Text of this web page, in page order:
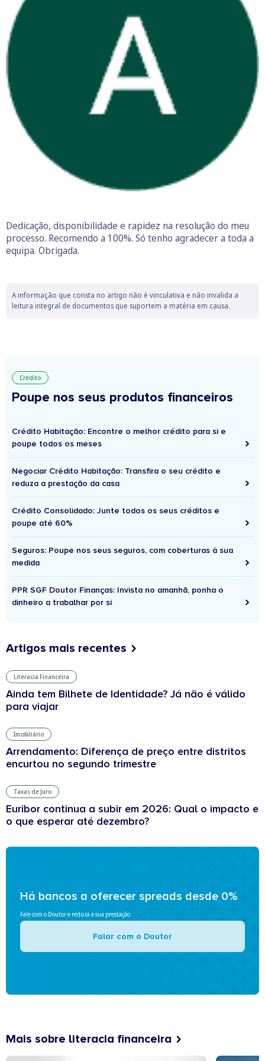
Dedicação, disponibilidade e rapidez na resolução do meu
processo. Recomendo a 100%. Só tenho agradecer a toda a
equipa. Obrigada.
A informação que consta no artigo não é vinculativa e não invalida a
leitura integral de documentos que suportem a matéria em causa.
Crédito
Poupe nos seus produtos financeiros
Crédito Habitação: Encontre o melhor crédito para si e
poupe todos os meses
Negociar Crédito Habitação: Transfira o seu crédito e
reduza a prestação da casa
Crédito Consolidado: Junte todos os seus créditos e
poupe até 60%
Seguros: Poupe nos seus seguros, com coberturas à sua
medida
PPR SGF Doutor Finanças: Invista no amanhã, ponha o
dinheiro a trabalhar por si
Artigos mais recentes
Literacia Financeira
Ainda tem Bilhete de Identidade? Já não é válido
para viajar
Imobiliário
Arrendamento: Diferença de preço entre distritos
encurtou no segundo trimestre
Taxas de Juro
Euribor continua a subir em 2026: Qual o impacto e
o que esperar até dezembro?
Há bancos a oferecer spreads desde 0%
Fale com o Doutor e reduza a sua prestação
Falar com o Doutor
Mais sobre literacia financeira